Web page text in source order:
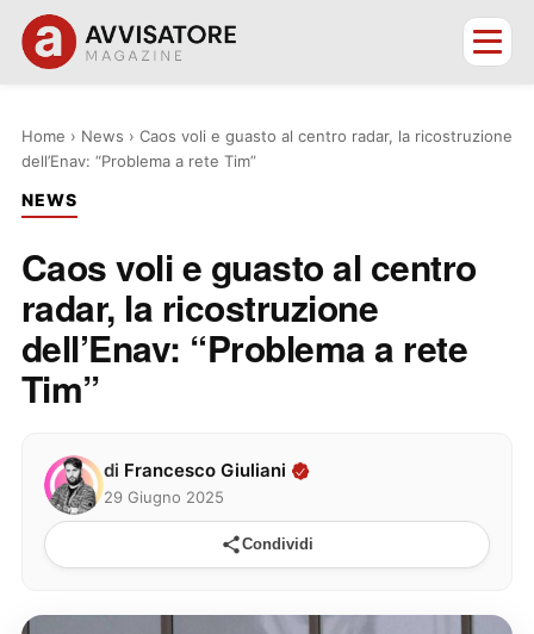
Home › News › Caos voli e guasto al centro radar, la ricostruzione
dell’Enav: “Problema a rete Tim”
NEWS
Caos voli e guasto al centro
radar, la ricostruzione
dell’Enav: “Problema a rete
Tim”
di Francesco Giuliani
29 Giugno 2025
Condividi